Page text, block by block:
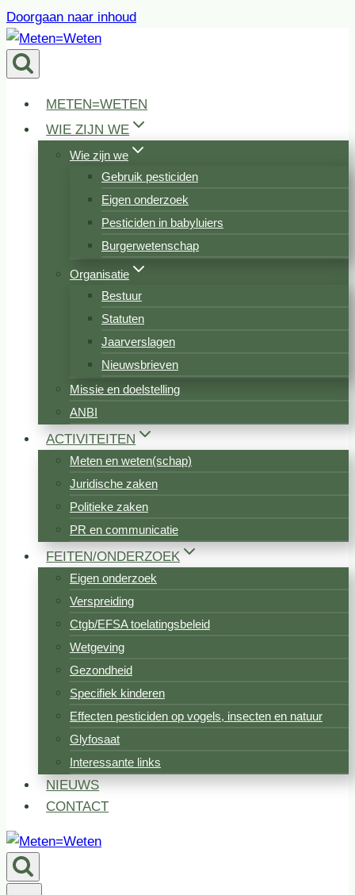
Doorgaan naar inhoud
METEN=WETEN
WIE ZIJN WE
Wie zijn we
Gebruik pesticiden
Eigen onderzoek
Pesticiden in babyluiers
Burgerwetenschap
Organisatie
Bestuur
Statuten
Jaarverslagen
Nieuwsbrieven
Missie en doelstelling
ANBI
ACTIVITEITEN
Meten en weten(schap)
Juridische zaken
Politieke zaken
PR en communicatie
FEITEN/ONDERZOEK
Eigen onderzoek
Verspreiding
Ctgb/EFSA toelatingsbeleid
Wetgeving
Gezondheid
Specifiek kinderen
Effecten pesticiden op vogels, insecten en natuur
Glyfosaat
Interessante links
NIEUWS
CONTACT